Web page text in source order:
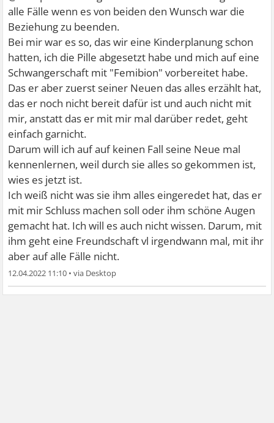
alle Fälle wenn es von beiden den Wunsch war die
Beziehung zu beenden.
Bei mir war es so, das wir eine Kinderplanung schon
hatten, ich die Pille abgesetzt habe und mich auf eine
Schwangerschaft mit "Femibion" vorbereitet habe.
Das er aber zuerst seiner Neuen das alles erzählt hat,
das er noch nicht bereit dafür ist und auch nicht mit
mir, anstatt das er mit mir mal darüber redet, geht
einfach garnicht.
Darum will ich auf auf keinen Fall seine Neue mal
kennenlernen, weil durch sie alles so gekommen ist,
wies es jetzt ist.
Ich weiß nicht was sie ihm alles eingeredet hat, das er
mit mir Schluss machen soll oder ihm schöne Augen
gemacht hat. Ich will es auch nicht wissen. Darum, mit
ihm geht eine Freundschaft vl irgendwann mal, mit ihr
aber auf alle Fälle nicht.
12.04.2022 11:10 •